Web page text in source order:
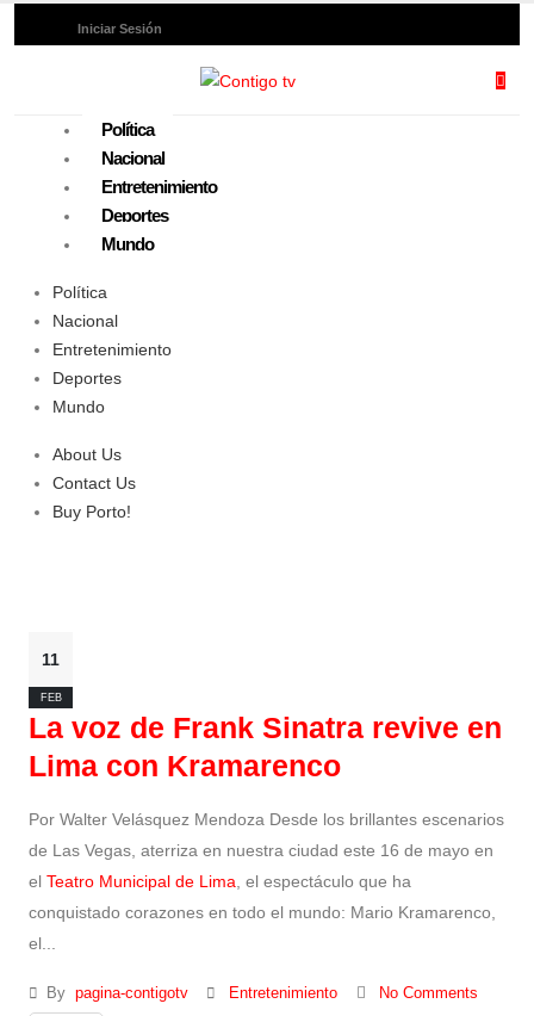
Iniciar Sesión
Política
Nacional
Entretenimiento
Deportes
Mundo
Política
Nacional
Entretenimiento
Deportes
Mundo
About Us
Contact Us
Buy Porto!
11
FEB
La voz de Frank Sinatra revive en
Lima con Kramarenco
Por Walter Velásquez Mendoza Desde los brillantes escenarios
de Las Vegas, aterriza en nuestra ciudad este 16 de mayo en
el Teatro Municipal de Lima , el espectáculo que ha
conquistado corazones en todo el mundo: Mario Kramarenco,
el...
By pagina-contigotv Entretenimiento No Comments